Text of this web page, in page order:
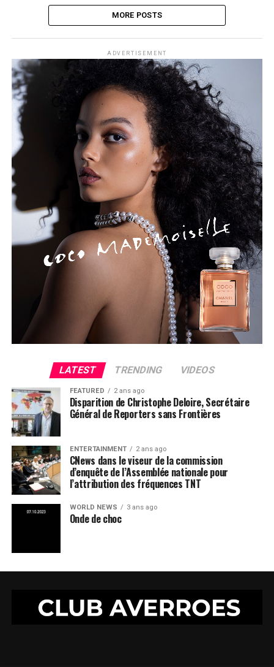
MORE POSTS
ADVERTISEMENT
LATEST TRENDING VIDEOS
FEATURED 2 ans ago
Disparition de Christophe Deloire, Secrétaire
Général de Reporters sans Frontières
ENTERTAINMENT 2 ans ago
CNews dans le viseur de la commission
d’enquête de l’Assemblée nationale pour
l’attribution des fréquences TNT
WORLD NEWS 3 ans ago
Onde de choc